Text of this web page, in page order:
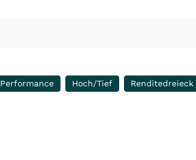
Performance Hoch/Tief Renditedreieck